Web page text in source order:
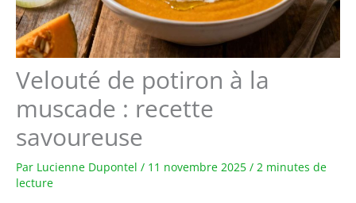
Velouté de potiron à la
muscade : recette
savoureuse
Par Lucienne Dupontel / 11 novembre 2025 / 2 minutes de
lecture